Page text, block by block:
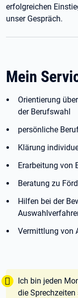
erfolgreichen
unser Gespräch.
Mein
Orientierung
der Berufswahl
persönliche
Klärung
Erarbeitung von
Beratung zu
Hilfen bei der
Vermittlung von
Tipp:
Ich bin jeden
die